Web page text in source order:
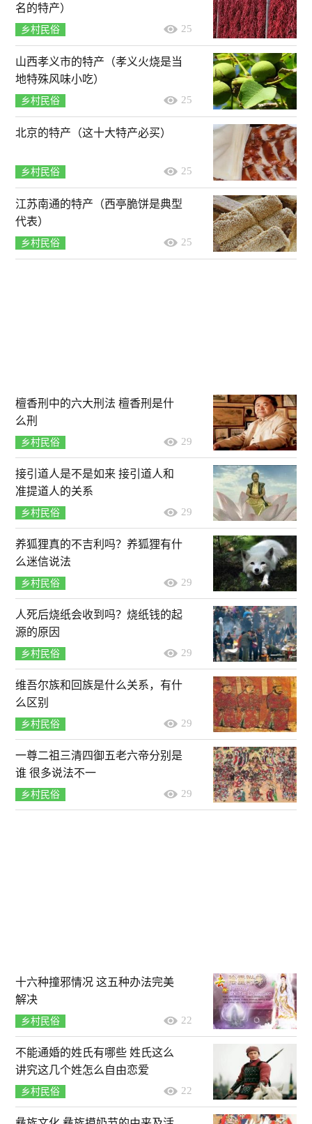
名的特产）
乡村民俗 25
山西孝义市的特产（孝义火烧是当
地特殊风味小吃）
乡村民俗 25
北京的特产（这十大特产必买）
乡村民俗 25
江苏南通的特产（西亭脆饼是典型
代表）
乡村民俗 25
檀香刑中的六大刑法 檀香刑是什
么刑
乡村民俗 29
接引道人是不是如来 接引道人和
准提道人的关系
乡村民俗 29
养狐狸真的不吉利吗？养狐狸有什
么迷信说法
乡村民俗 29
人死后烧纸会收到吗？烧纸钱的起
源的原因
乡村民俗 29
维吾尔族和回族是什么关系，有什
么区别
乡村民俗 29
一尊二祖三清四御五老六帝分别是
谁 很多说法不一
乡村民俗 29
十六种撞邪情况 这五种办法完美
解决
乡村民俗 22
不能通婚的姓氏有哪些 姓氏这么
讲究这几个姓怎么自由恋爱
乡村民俗 22